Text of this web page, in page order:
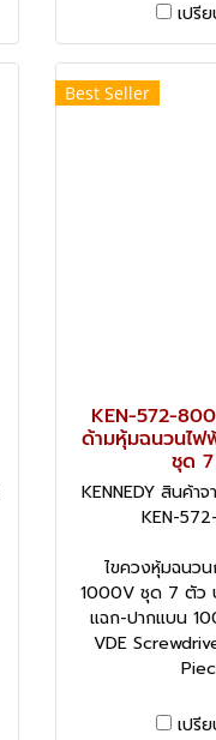
เปรี
Best Seller
KEN-572-
ด้ามหุ้มฉนวนไฟ
ชุด
KENNEDY สินค้า
KEN-
ไขควงหุ้มฉนว
1000V ชุด 7 ตัว
แฉก-ปากแบน
VDE
เปรี